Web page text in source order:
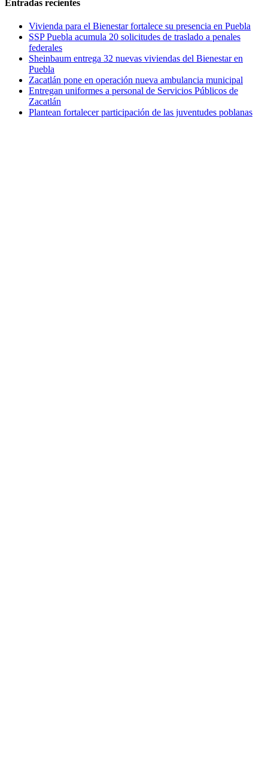
Entradas recientes
Vivienda para el Bienestar fortalece su presencia en Puebla
SSP Puebla acumula 20 solicitudes de traslado a penales
federales
Sheinbaum entrega 32 nuevas viviendas del Bienestar en
Puebla
Zacatlán pone en operación nueva ambulancia municipal
Entregan uniformes a personal de Servicios Públicos de
Zacatlán
Plantean fortalecer participación de las juventudes poblanas